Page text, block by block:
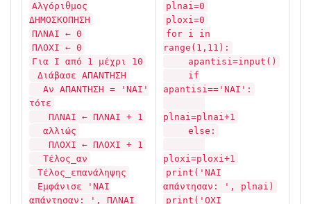
Αλγόριθμος
ΔΗΜΟΣΚΟΠΗΣΗ
ΠΛΝΑΙ ← 0
ΠΛΟΧΙ ← 0
Για Ι από 1 μέχρι 10
Διάβασε ΑΠΑΝΤΗΣΗ
Αν ΑΠΑΝΤΗΣΗ = 'ΝΑΙ'
τότε
ΠΛΝΑΙ ← ΠΛΝΑΙ + 1
αλλιώς
ΠΛΟΧΙ ← ΠΛΟΧΙ + 1
Τέλος_αν
Τέλος_επανάληψης
Εμφάνισε 'ΝΑΙ
απάντησαν: ', ΠΛΝΑΙ
plnai=0
ploxi=0
for i in
range(1,11):
apantisi=input()
if
apantisi=='ΝΑΙ':
plnai=plnai+1
else:
ploxi=ploxi+1
print('ΝΑΙ
απάντησαν: ', plnai)
print('ΟΧΙ